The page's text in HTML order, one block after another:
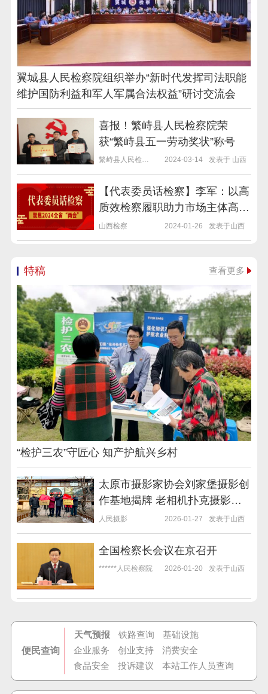
翼城县人民检察院组织举办“新时代发挥司法职能
维护国防利益和军人军属合法权益”研讨交流会
喜报！繁峙县人民检察院荣
获“繁峙县五一劳动奖状”称号
繁峙县人民检察院 发表于 山西
2024-03-14
【代表委员话检察】李军：以高
质效检察履职助力市场主体高质
量发展
山西检察 发表于山西
2024-01-26
特稿 查看更多
“检护三农”守匠心 知产护航兴乡村
太原市摄影家协会刘家堡摄影创
作基地揭牌 老相机扑克摄影首
展同步启幕
人民摄影 发表于山西
2026-01-27
全国检察长会议在京召开
******人民检察院 发表于山西
2026-01-20
便民查询
天气预报 铁路查询
基础设施
企业服务
创业支持
消费安全
食品安全
投诉建议 本站工作人员查询